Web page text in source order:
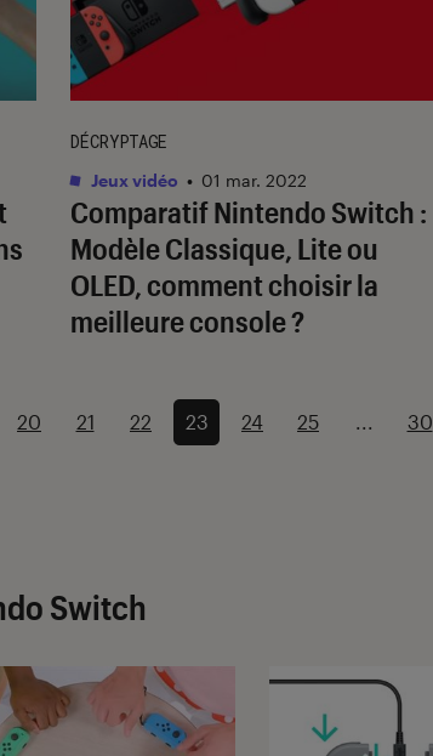
Comparatif Nintendo Switch :
Modèle Classique, Lite ou
OLED, comment choisir la
meilleure console ?
DÉCRYPTAGE
Jeux vidéo • 01 mar. 2022
20 21 22 23 24 25 ... 30
Switch